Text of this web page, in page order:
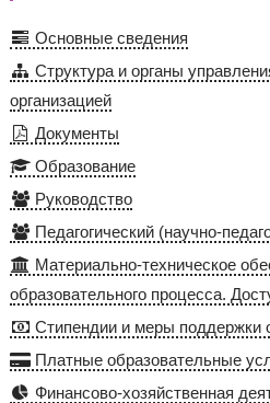
Основные сведения
Структура и органы
организацией
Документы
Образование
Руководство
Педагогический (научно-
Материально-техническое
образовательного процесса.
Стипендии и меры поддержки
Платные образовательные
Финансово-хозяйственная